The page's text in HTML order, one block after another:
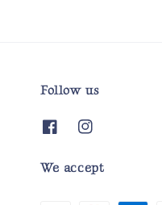
Follow us
We accept